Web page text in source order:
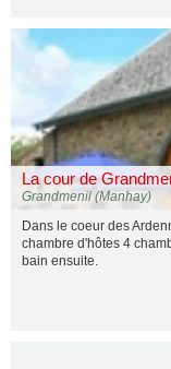
La cour de
Grandmenil (Manhay)
Dans le coeur des
chambre d'hôtes 4
bain ensuite.